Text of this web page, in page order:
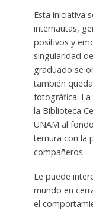
Esta iniciativa
internautas,
positivos y
singularidad
graduado se
también
fotográfica. La
la Biblioteca
UNAM al
ternura con la
compañeros.
Le puede
mundo en
el